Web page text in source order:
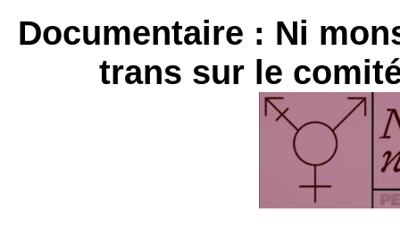
Documentaire : Ni
trans sur le